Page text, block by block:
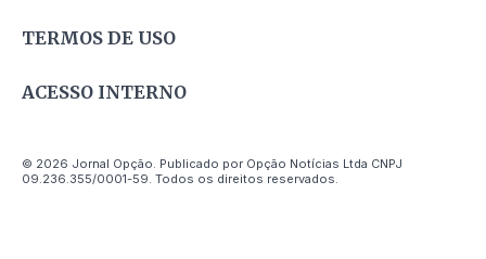
TERMOS DE USO
ACESSO INTERNO
© 2026 Jornal Opção. Publicado por Opção Notícias Ltda CNPJ
09.236.355/0001-59. Todos os direitos reservados.